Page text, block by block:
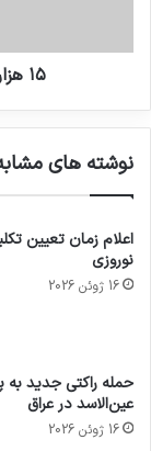
۱۵ هزار پزشک در کشور طبابت نمی‌کنند!
نوشته های
اعلام زمان تعیین
نوروزی
16 ژوئن 2026
حمله راکتی جدید به
عین‌الاسد در عراق
16 ژوئن 2026